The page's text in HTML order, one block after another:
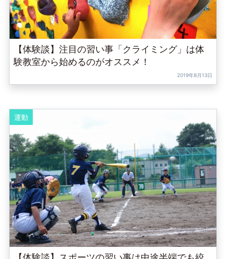
【体験談】注目の習い事「クライミング」は体
験教室から始めるのがオススメ！
2019年8月13日
運動